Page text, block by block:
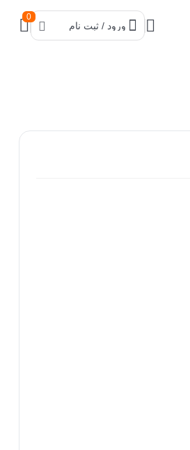
ورود / ثبت نام
0